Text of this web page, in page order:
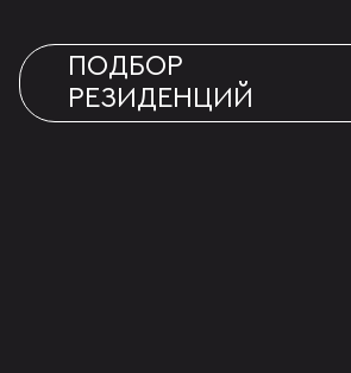
ПОДБОР
РЕЗИДЕНЦИЙ